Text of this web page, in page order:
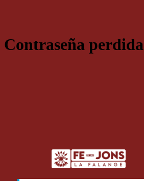
Contraseña perdida